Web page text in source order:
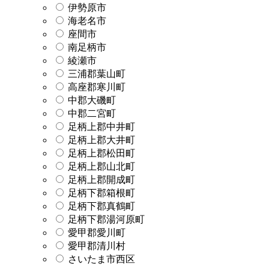
伊勢原市
海老名市
座間市
南足柄市
綾瀬市
三浦郡葉山町
高座郡寒川町
中郡大磯町
中郡二宮町
足柄上郡中井町
足柄上郡大井町
足柄上郡松田町
足柄上郡山北町
足柄上郡開成町
足柄下郡箱根町
足柄下郡真鶴町
足柄下郡湯河原町
愛甲郡愛川町
愛甲郡清川村
さいたま市西区